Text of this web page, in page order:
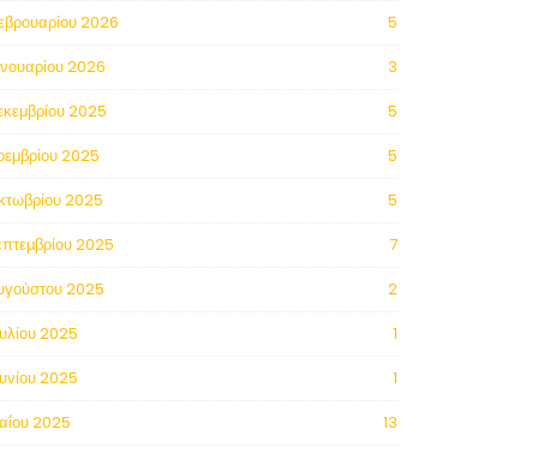
2026
5
2026
3
2025
5
2025
5
2025
5
2025
7
2025
2
2025
1
2025
1
2025
13